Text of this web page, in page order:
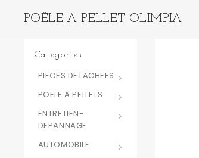
POÊLE A PELLET OLIMPIA
Categories
PIECES DETACHEES
POELE A PELLETS
ENTRETIEN-
DEPANNAGE
AUTOMOBILE